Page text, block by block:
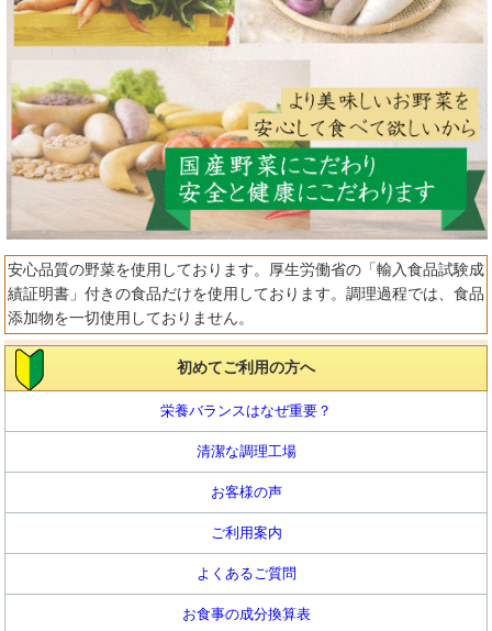
安心品質の野菜を使用しております。厚生労働省の「輸入食品試験成
績証明書」付きの食品だけを使用しております。調理過程では、食品
添加物を一切使用しておりません。
初めてご利用の方へ
栄養バランスはなぜ重要？
清潔な調理工場
お客様の声
ご利用案内
よくあるご質問
お食事の成分換算表